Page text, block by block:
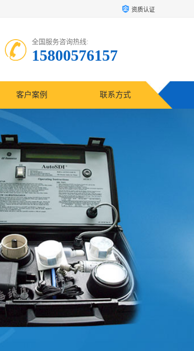
资质认证
全国服务咨询热线:
15800576157
客户案例 联系方式